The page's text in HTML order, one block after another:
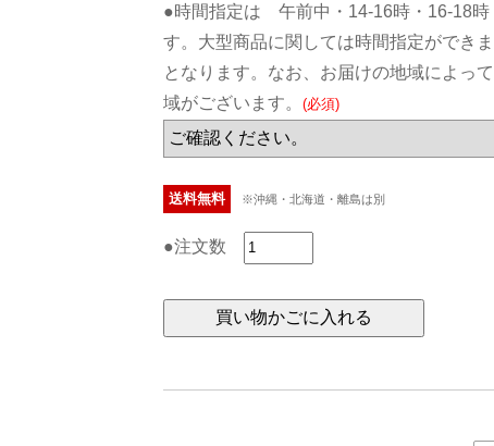
●時間指定は 午前中・14-16時・16-18
す。大型商品に関しては時間指定ができ
となります。なお、お届けの地域によっ
域がございます。 (必須)
送料無料 ※沖縄・北海道・離島は別
●注文数